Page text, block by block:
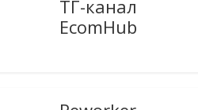
ТГ-канал
EcomHub